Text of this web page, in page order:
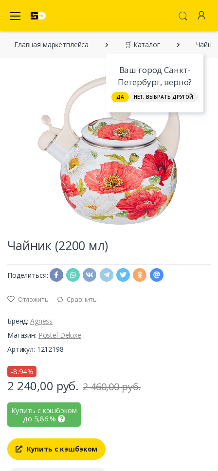
Ваш город Санкт-
Петербург, верно?
ДА НЕТ, ВЫБРАТЬ ДРУГОЙ
Главная марĸетплейса 🛒 Каталог
Чайник (2200 мл)
Поделиться:
Отложить Сравнить
Бренд: Agness
Магазин: Postel Deluxe
Артикул: 1212198
-8.94%
2 240,00 руб. 2 460,00 руб.
Купить с кэшбэком
до 5,86%
Купить с кэшбэком